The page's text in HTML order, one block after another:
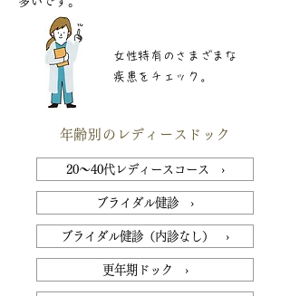
女性特有のさまざまな
疾患をチェック。
年齢別のレディースドック
20～40代レディースコース ›
ブライダル健診 ›
ブライダル健診（内診なし） ›
更年期ドック ›